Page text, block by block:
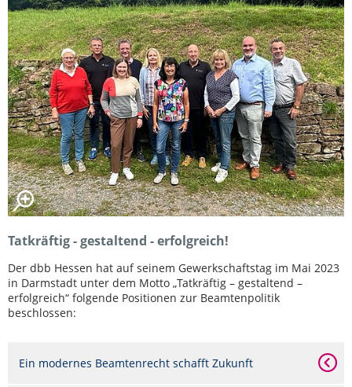
Tatkräftig - gestaltend - erfolgreich!
Der dbb Hessen hat auf seinem Gewerkschaftstag im Mai 2023
in Darmstadt unter dem Motto „Tatkräftig – gestaltend –
erfolgreich“ folgende Positionen zur Beamtenpolitik
beschlossen:
Ein modernes Beamtenrecht schafft Zukunft